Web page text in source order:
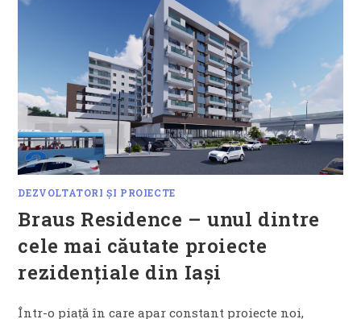
DEZVOLTATORI ȘI PROIECTE
Braus Residence – unul dintre
cele mai căutate proiecte
rezidențiale din Iași
Într-o piață în care apar constant proiecte noi,